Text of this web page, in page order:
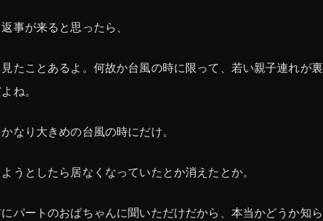
事が来ると思ったら、
見たことあるよ。何故か台風の時に限って、若い親子連れが
ね。
なり大きめの台風の時にだけ。
うとしたら居なくなっていたとか消えたとか。
パートのおばちゃんに聞いただけだから、本当かどうか知